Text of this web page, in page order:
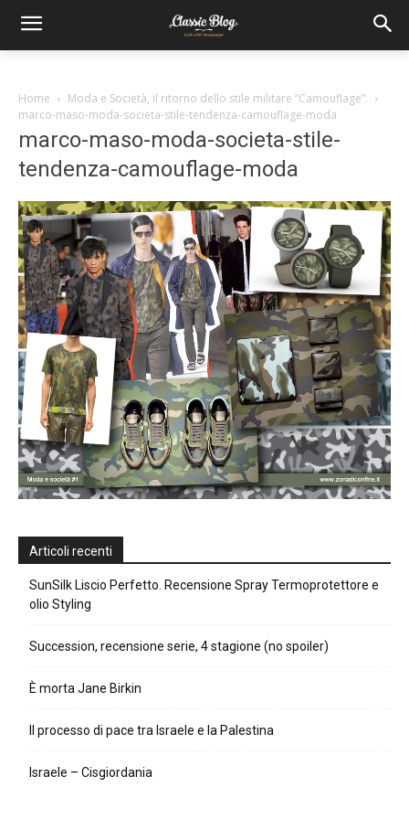
Home
Moda e Società, il ritorno dello stile militare “Camouflage”.
marco-maso-moda-societa-stile-tendenza-camouflage-moda
marco-maso-moda-societa-stile-
tendenza-camouflage-moda
Articoli recenti
SunSilk Liscio Perfetto. Recensione Spray Termoprotettore e
olio Styling
Succession, recensione serie, 4 stagione (no spoiler)
È morta Jane Birkin
Il processo di pace tra Israele e la Palestina
Israele – Cisgiordania